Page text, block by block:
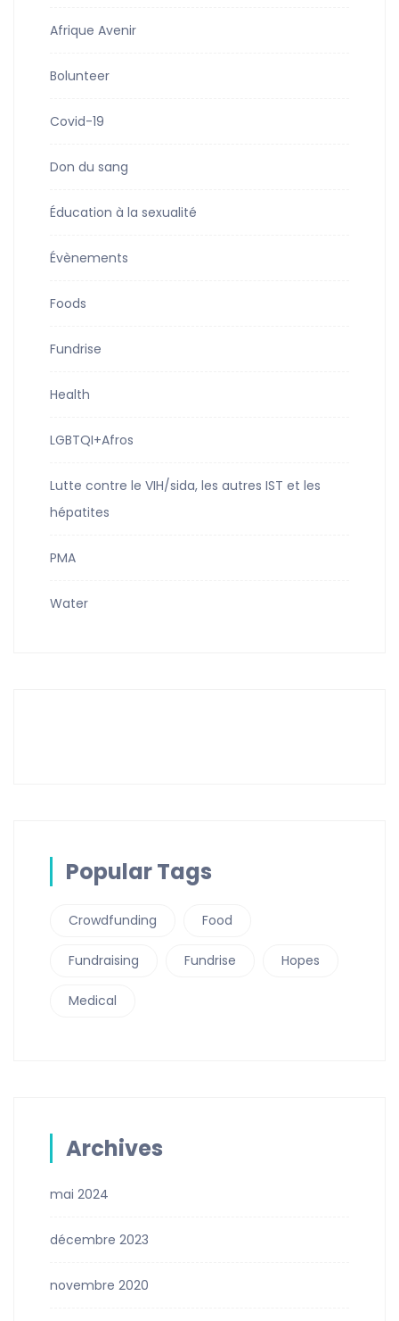
Afrique Avenir
Bolunteer
Covid-19
Don du sang
Éducation à la sexualité
Évènements
Foods
Fundrise
Health
LGBTQI+Afros
Lutte contre le VIH/sida, les autres IST et les
hépatites
PMA
Water
Popular Tags
Crowdfunding Food
Fundraising Fundrise Hopes
Medical
Archives
mai 2024
décembre 2023
novembre 2020